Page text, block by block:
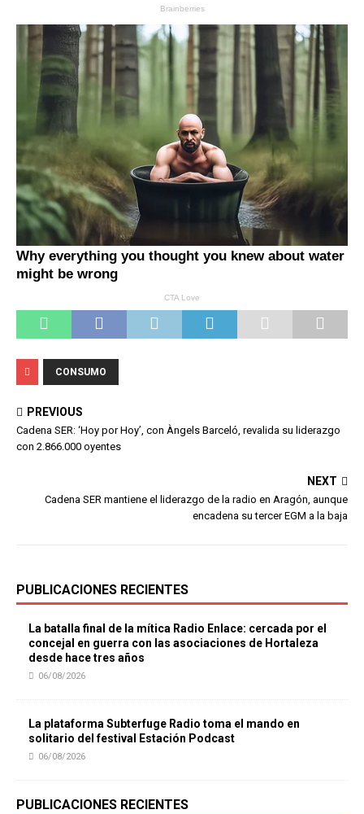
CONSUMO
PREVIOUS
Cadena SER: ‘Hoy por Hoy’, con Àngels Barceló, revalida su liderazgo
con 2.866.000 oyentes
NEXT
Cadena SER mantiene el liderazgo de la radio en Aragón, aunque
encadena su tercer EGM a la baja
PUBLICACIONES RECIENTES
La batalla final de la mítica Radio Enlace: cercada por el
concejal en guerra con las asociaciones de Hortaleza
desde hace tres años
06/08/2026
La plataforma Subterfuge Radio toma el mando en
solitario del festival Estación Podcast
06/08/2026
PUBLICACIONES RECIENTES